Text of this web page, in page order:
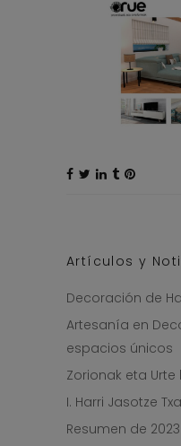
Artículos y
Decoración de
Artesanía en
espacios únicos
Zorionak eta Urte
I. Harri Jasotze
Resumen de